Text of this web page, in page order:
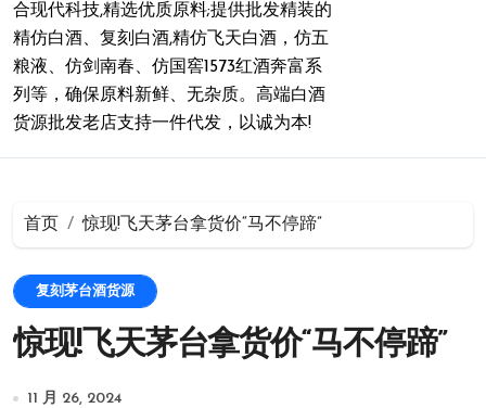
合现代科技,精选优质原料;提供批发精装的
精仿白酒、复刻白酒,精仿飞天白酒，仿五
粮液、仿剑南春、仿国窖1573红酒奔富系
列等，确保原料新鲜、无杂质。高端白酒
货源批发老店支持一件代发，以诚为本!
首页 惊现!飞天茅台拿货价“马不停蹄”
复刻茅台酒货源
惊现!飞天茅台拿货价“马不停蹄”
11 月 26, 2024